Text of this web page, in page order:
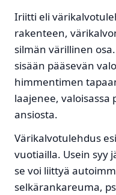
Iriitti eli
rakenteen,
silmän värillinen
sisään pääsevän
himmentimen
laajenee,
ansiosta.
Värikalvotulehdus
vuotiailla. Usein syy
se voi liittyä
selkärankareuma,